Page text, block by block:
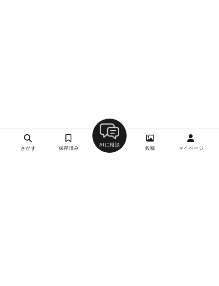
さがす 保存済み
AIに相談
投稿 マイページ